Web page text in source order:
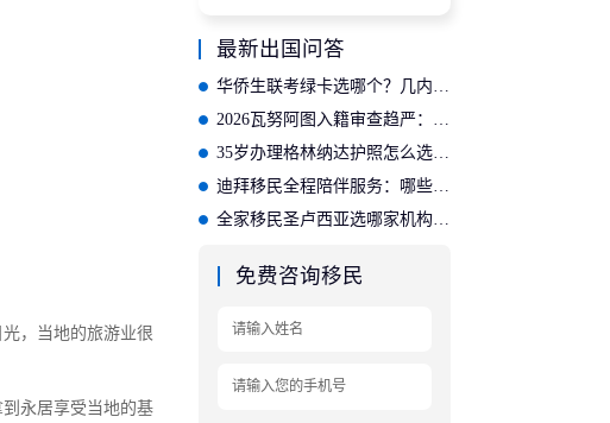
，当地的旅游业很
永居享受当地的基
最新出国问答
35岁办理格林纳达护照怎么选？适合的投资入籍机构推荐
迪拜移民全程陪伴服务：哪些公司提供完善的后续保障？
全家移民圣卢西亚选哪家机构？专业方案适配家庭需求
免费咨询移民